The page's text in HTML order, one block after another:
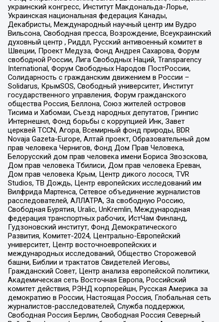
украинский конгресс, Институт Макдональда-Лорье,
Украинская национальная федерация Канады,
Декабристы, Международный научный центр им Вудро
Вильсона, Свободная пресса, Возрождение, Всеукраинский
духовный центр , Риддл, Русский антивоенный комитет в
Швеции, Проект Медуза, Фонд Андрея Сахарова, Форум
свободной России, Лига Свободных Наций, Transparеncy
International, Форум Свободных Народов ПостРоссии,
Солидарность с гражданским движением в России –
Solidarus, КрымSOS, Свободный университет, Институт
государственного управления, Форум гражданского
общества Россия, Беллона, Союз жителей островов
Тисима и Хабомаи, Съезд народных депутатов, Гринпис
Интернешнл, Фонд борьбы с коррупцией Инк, Завет
церквей TCCN, Агора, Всемирный фонд природы, BDR
Novaja Gazeta-Europe, Алтай проект, Образовательный дом
прав человека Чернигов, Фонд Дом Прав Человека,
Белорусский дом прав человека имени Бориса Звозскова,
Дом прав человека Тбилиси, Дом прав человека Ереван,
Дом прав человека Крым, Центр дикого лосося, TVR
Studios, ТВ Дождь, Центр европейских исследований им
Вилфрида Мартенса, Сетевое объединение журналистов
расследователей, АЛЛАТРА, За свободную Россию,
Свободная Бурятия, Uralic, UnKremlin, Международная
федерация транспортных рабочих, ИстЧам Финланд,
Гудзоновский институт, Фонд Демократического
Развития, Комитет-2024, Центрально-Европейский
университет, Центр восточноевропейских и
международных исследований, Общество Сторожевой
башни, Библии и трактатов Свидетелей Иеговы,
Гражданский Совет, Центр анализа европейской политики,
Академическая сеть Восточная Европа, Российский
комитет действия, РЭНД корпорейшн, Русская Америка за
демократию в России, Настоящая Россия, Глобальная сеть
журналистов-расследователей, Служба поддержки,
Свободная Россия Берлин, Свободная Россия Северный